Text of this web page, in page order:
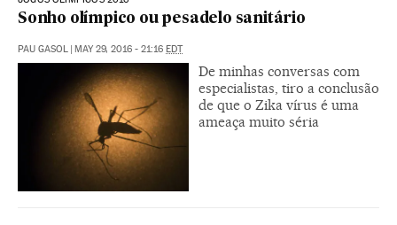
Sonho olímpico ou pesadelo sanitário
PAU GASOL | MAY 29, 2016 - 21:16 EDT
De minhas conversas com
especialistas, tiro a conclusão
de que o Zika vírus é uma
ameaça muito séria